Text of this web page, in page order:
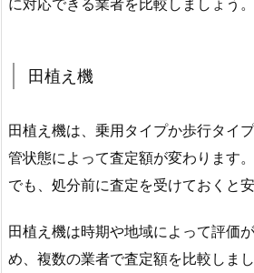
に対応できる業者を比較しましょう。
田植え機
田植え機は、乗用タイプか歩行タイ
管状態によって査定額が変わります
でも、処分前に査定を受けておくと安
田植え機は時期や地域によって評価
め、複数の業者で査定額を比較しまし